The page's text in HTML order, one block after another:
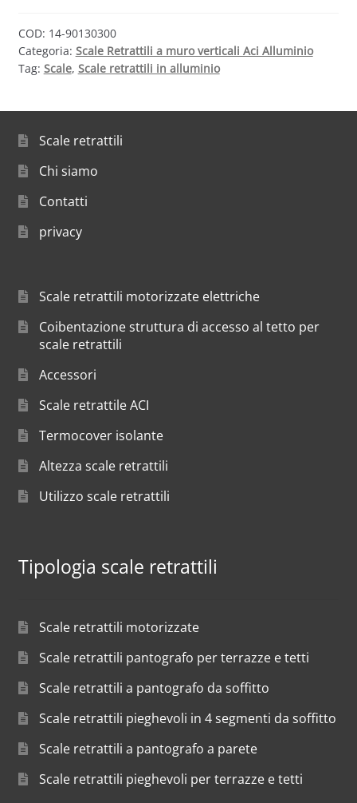
COD: 14-90130300
Categoria: Scale Retrattili a muro verticali Aci Alluminio
Tag: Scale, Scale retrattili in alluminio
Scale retrattili
Chi siamo
Contatti
privacy
Scale retrattili motorizzate elettriche
Coibentazione struttura di accesso al tetto per
scale retrattili
Accessori
Scale retrattile ACI
Termocover isolante
Altezza scale retrattili
Utilizzo scale retrattili
Tipologia scale retrattili
Scale retrattili motorizzate
Scale retrattili pantografo per terrazze e tetti
Scale retrattili a pantografo da soffitto
Scale retrattili pieghevoli in 4 segmenti da soffitto
Scale retrattili a pantografo a parete
Scale retrattili pieghevoli per terrazze e tetti